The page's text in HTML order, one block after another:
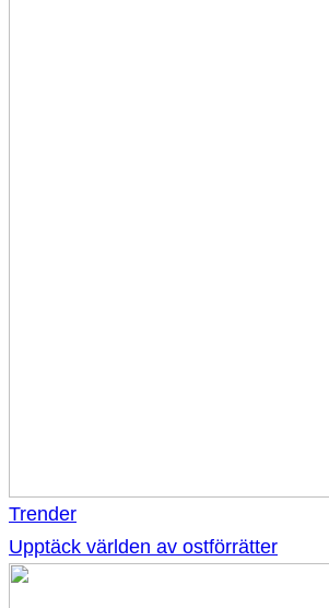
Trender
Upptäck världen av ostförrätter